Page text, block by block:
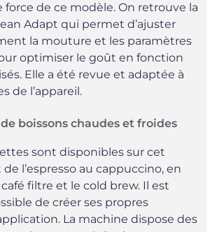
force de ce modèle. On retrouve la
Adapt qui permet d’ajuster
la mouture et les paramètres
optimiser le goût en fonction
Elle a été revue et adaptée à
de l’appareil.
boissons chaudes et froides
sont disponibles sur cet
l’espresso au cappuccino, en
filtre et le cold brew. Il est
de créer ses propres
La machine dispose des